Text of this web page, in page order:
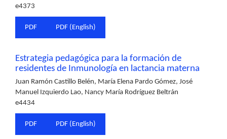
e4373
PDF PDF (English)
Estrategia pedagógica para la formación de
residentes de Inmunología en lactancia materna
Juan Ramón Castillo Belén, María Elena Pardo Gómez, José
Manuel Izquierdo Lao, Nancy María Rodríguez Beltrán
e4434
PDF PDF (English)